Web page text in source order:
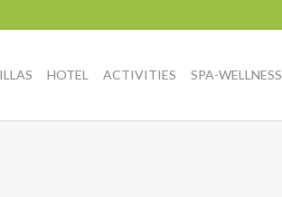
HOTEL ACTIVITIES SPA-WELLNESS